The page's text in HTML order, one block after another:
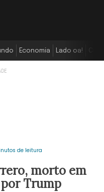
Economia Lado oa!
de leitura
morto em
Trump